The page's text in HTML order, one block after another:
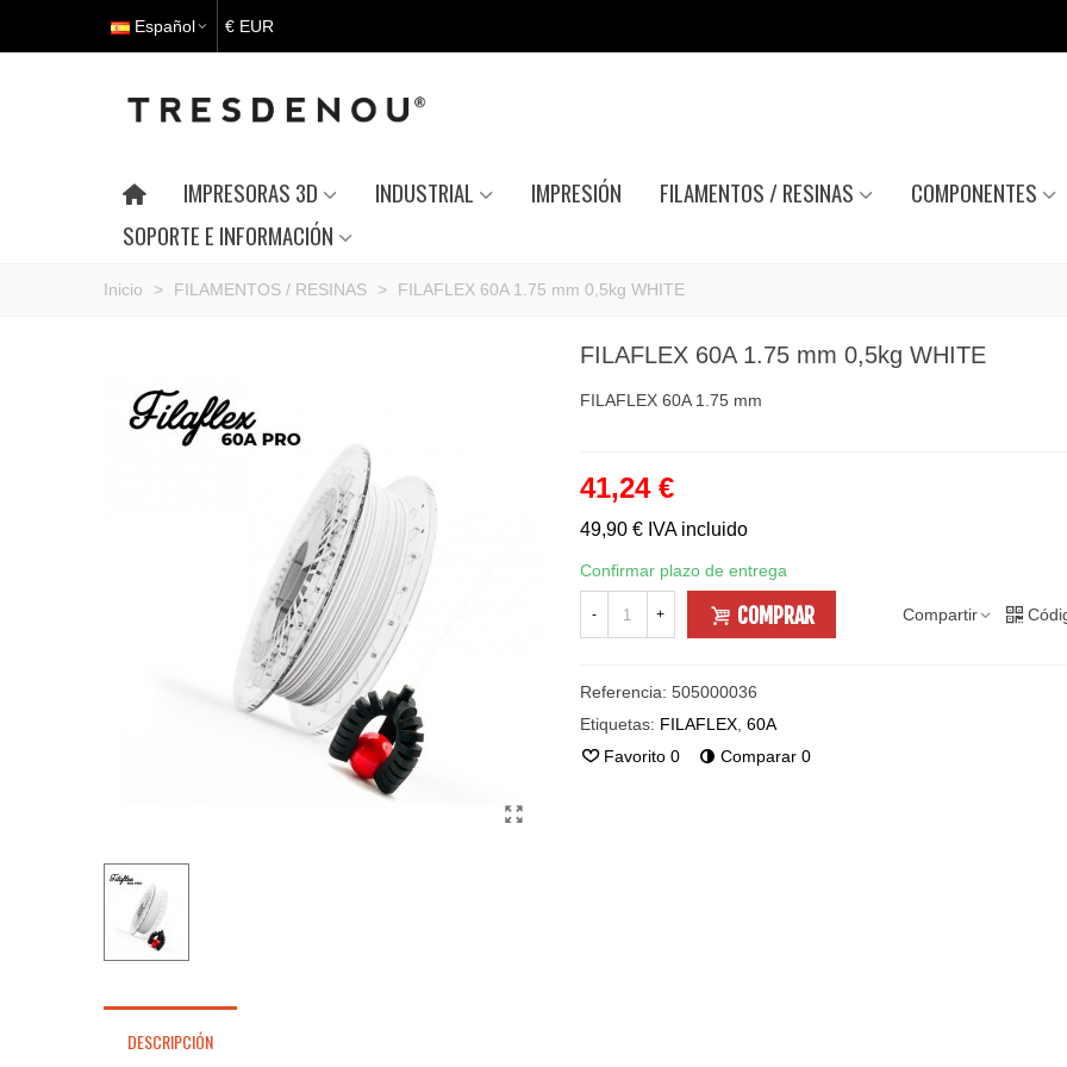
Español € EUR
IMPRESORAS 3D INDUSTRIAL IMPRESIÓN FILAMENTOS / RESINAS
COMPONENTES
SOPORTE E INFORMACIÓN
Inicio > FILAMENTOS / RESINAS > FILAFLEX 60A 1.75 mm 0,5kg WHITE
FILAFLEX 60A 1.75 mm 0,5kg WHITE
FILAFLEX 60A 1.75 mm
41,24 €
49,90 € IVA incluido
Confirmar plazo de entrega
- + COMPRAR Compartir
Referencia: 505000036
Etiquetas: FILAFLEX, 60A
Favorito 0 Comparar 0
DESCRIPCIÓN